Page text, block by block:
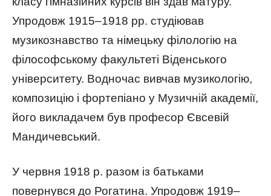
Упродовж 1915–1918 рр. студіював
музикознавство та німецьку філологію на
філософському факультеті Віденського
університету. Водночас вивчав музикологію,
композицію і фортепіано у Музичній академії,
його викладачем був професор Євсевій
Мандичевський.
У червня 1918 р. разом із батьками
повернувся до Рогатина. Упродовж 1919–